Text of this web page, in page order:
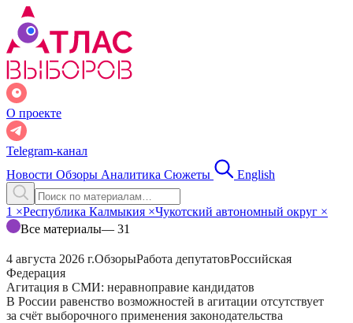
О проекте
Telegram-канал
Новости Обзоры Аналитика Сюжеты English
1 ×Республика Калмыкия ×Чукотский автономный округ ×
Все материалы— 31
4 августа 2026 г.ОбзорыРабота депутатовРоссийская
Федерация
Агитация в СМИ: неравноправие кандидатов
В России равенство возможностей в агитации отсутствует
за счёт выборочного применения законодательства